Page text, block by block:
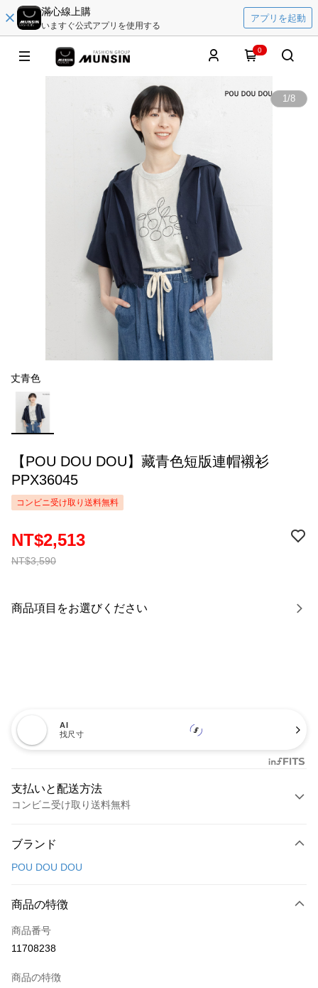
滿心線上購
いますぐ公式アプリを使用する
アプリを起動
0
1/8
丈青色
【POU DOU DOU】藏青色短版連帽襯衫
PPX36045
コンビニ受け取り送料無料
NT$3,590
NT$2,513
商品項目をお選びください
AI
找尺寸
支払いと配送方法
コンビニ受け取り送料無料
クレジットカード1回払い
LINE Pay
Apple Pay
Easy Wallet
ブランド
POU DOU DOU
商品の特徴
商品番号
11708238
商品の特徴